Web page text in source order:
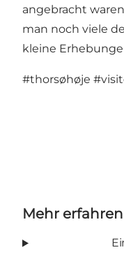
angebracht
man noch viele
kleine
#thorsøhøje
Mehr erfahren